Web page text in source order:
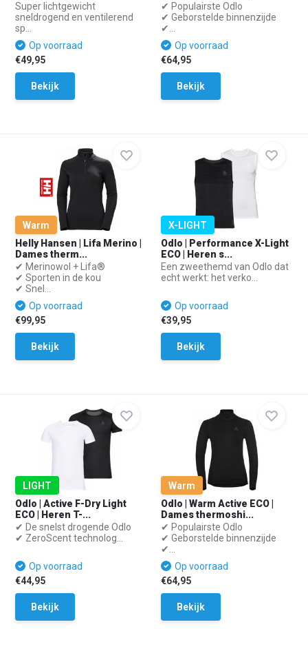
Super lichtgewicht
sneldrogend en ventilerend
sp...
Op voorraad
€49,95
Bekijk
✔ Populairste Odlo
✔ Geborstelde binnenzijde
✔...
Op voorraad
€64,95
Bekijk
Warm
Helly Hansen | Lifa Merino |
Dames therm...
✔ Merinowol + Lifa®
✔ Sporten in de kou
✔ Snel...
Op voorraad
€99,95
Bekijk
X-LIGHT
Odlo | Performance X-Light
ECO | Heren s...
Een zweethemd van Odlo dat
echt werkt: het verko...
Op voorraad
€39,95
Bekijk
LIGHT
Odlo | Active F-Dry Light
ECO | Heren T-...
✔ De snelst drogende Odlo
✔ ZeroScent technolog...
Op voorraad
€44,95
Bekijk
Warm
Odlo | Warm Active ECO |
Dames thermoshi...
✔ Populairste Odlo
✔ Geborstelde binnenzijde
✔...
Op voorraad
€64,95
Bekijk